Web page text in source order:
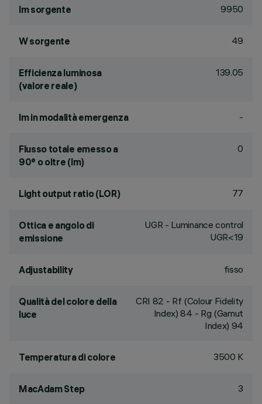
lm sorgente 9950
W sorgente 49
Efficienza luminosa
(valore reale)
139.05
lm in modalità emergenza -
Flusso totale emesso a
90° o oltre (lm)
0
Light output ratio (LOR) 77
Ottica e angolo di
emissione
UGR - Luminance control
UGR<19
Adjustability fisso
Qualità del colore della
luce
CRI 82 - Rf (Colour Fidelity
Index) 84 - Rg (Gamut
Index) 94
Temperatura di colore 3500 K
MacAdam Step 3